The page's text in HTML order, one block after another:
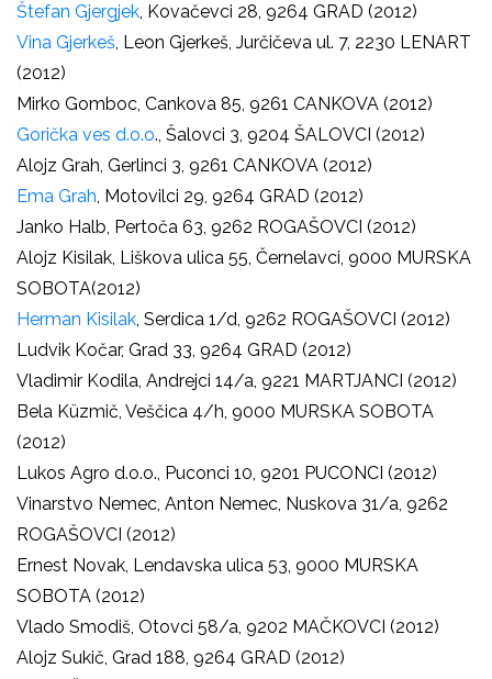
Štefan Gjergjek, Kovačevci 28, 9264 GRAD (2012)
Vina Gjerkeš, Leon Gjerkeš, Jurčičeva ul. 7, 2230 LENART
(2012)
Mirko Gomboc, Cankova 85, 9261 CANKOVA (2012)
Gorička ves d.o.o., Šalovci 3, 9204 ŠALOVCI (2012)
Alojz Grah, Gerlinci 3, 9261 CANKOVA (2012)
Ema Grah, Motovilci 29, 9264 GRAD (2012)
Janko Halb, Pertoča 63, 9262 ROGAŠOVCI (2012)
Alojz Kisilak, Liškova ulica 55, Černelavci, 9000 MURSKA
SOBOTA(2012)
Herman Kisilak, Serdica 1/d, 9262 ROGAŠOVCI (2012)
Ludvik Kočar, Grad 33, 9264 GRAD (2012)
Vladimir Kodila, Andrejci 14/a, 9221 MARTJANCI (2012)
Bela Küzmič, Veščica 4/h, 9000 MURSKA SOBOTA
(2012)
Lukos Agro d.o.o., Puconci 10, 9201 PUCONCI (2012)
Vinarstvo Nemec, Anton Nemec, Nuskova 31/a, 9262
ROGAŠOVCI (2012)
Ernest Novak, Lendavska ulica 53, 9000 MURSKA
SOBOTA (2012)
Vlado Smodiš, Otovci 58/a, 9202 MAČKOVCI (2012)
Alojz Sukič, Grad 188, 9264 GRAD (2012)